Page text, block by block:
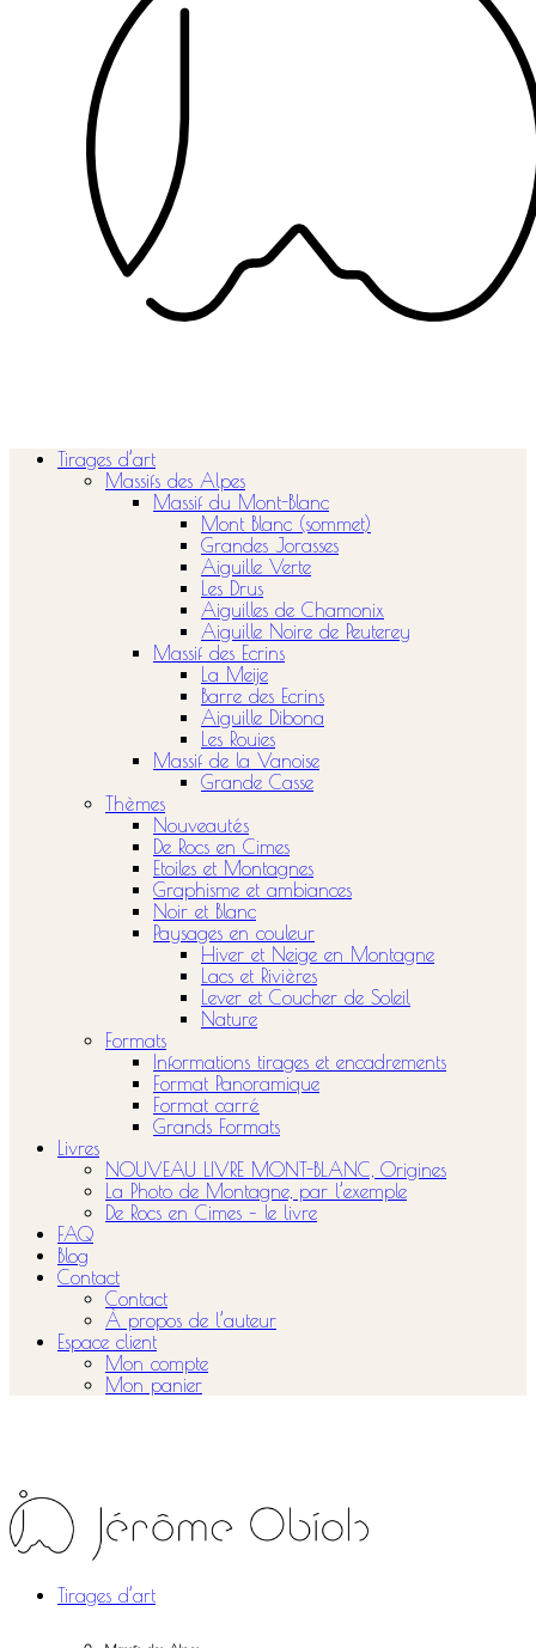
Tirages d’art
Massifs des Alpes
Massif du Mont-Blanc
Mont Blanc (sommet)
Grandes Jorasses
Aiguille Verte
Les Drus
Aiguilles de Chamonix
Aiguille Noire de Peuterey
Massif des Ecrins
La Meije
Barre des Ecrins
Aiguille Dibona
Les Rouies
Massif de la Vanoise
Grande Casse
Thèmes
Nouveautés
De Rocs en Cimes
Etoiles et Montagnes
Graphisme et ambiances
Noir et Blanc
Paysages en couleur
Hiver et Neige en Montagne
Lacs et Rivières
Lever et Coucher de Soleil
Nature
Formats
Informations tirages et encadrements
Format Panoramique
Format carré
Grands Formats
Livres
NOUVEAU LIVRE MONT-BLANC, Origines
La Photo de Montagne, par l’exemple
De Rocs en Cimes – le livre
FAQ
Blog
Contact
Contact
À propos de l’auteur
Espace client
Mon compte
Mon panier
Tirages d’art